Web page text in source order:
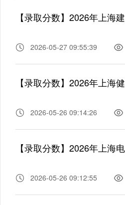
【录取分数】2026年上海
2026-05-27 09:55:39
【录取分数】2026年上海
2026-05-26 09:14:26
【录取分数】2026年上海
2026-05-26 09:12:55